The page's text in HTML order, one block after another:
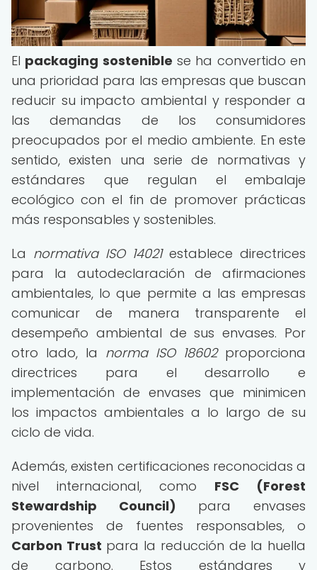
El packaging sostenible se ha convertido en
una prioridad para las empresas que buscan
reducir su impacto ambiental y responder a
las demandas de los consumidores
preocupados por el medio ambiente. En este
sentido, existen una serie de normativas y
estándares que regulan el embalaje
ecológico con el fin de promover prácticas
más responsables y sostenibles.
La normativa ISO 14021establece directrices
para la autodeclaración de afirmaciones
ambientales, lo que permite a las empresas
comunicar de manera transparente el
desempeño ambiental de sus envases. Por
otro lado, la norma ISO 18602proporciona
directrices para el desarrollo e
implementación de envases que minimicen
los impactos ambientales a lo largo de su
ciclo de vida.
Además, existen certificaciones reconocidas a
nivel internacional, como FSC (Forest
Stewardship Council) para envases
provenientes de fuentes responsables, o
Carbon Trust para la reducción de la huella
de carbono. Estos estándares y